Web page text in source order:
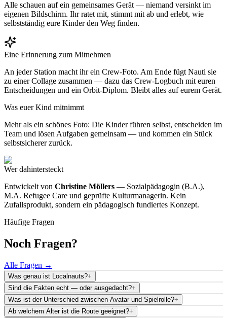
Alle schauen auf ein gemeinsames Gerät — niemand versinkt im
eigenen Bildschirm. Ihr ratet mit, stimmt mit ab und erlebt, wie
selbstständig eure Kinder den Weg finden.
Eine Erinnerung zum Mitnehmen
An jeder Station macht ihr ein Crew-Foto. Am Ende fügt Nauti sie
zu einer Collage zusammen — dazu das Crew-Logbuch mit euren
Entscheidungen und ein Orbit-Diplom. Bleibt alles auf eurem Gerät.
Was euer Kind mitnimmt
Mehr als ein schönes Foto: Die Kinder führen selbst, entscheiden im
Team und lösen Aufgaben gemeinsam — und kommen ein Stück
selbstsicherer zurück.
Wer dahintersteckt
Entwickelt von Christine Möllers — Sozialpädagogin (B.A.),
M.A. Refugee Care und geprüfte Kulturmanagerin. Kein
Zufallsprodukt, sondern ein pädagogisch fundiertes Konzept.
Häufige Fragen
Noch Fragen?
Alle Fragen →
Was genau ist Localnauts?+
Sind die Fakten echt — oder ausgedacht?+
Was ist der Unterschied zwischen Avatar und Spielrolle?+
Ab welchem Alter ist die Route geeignet?+